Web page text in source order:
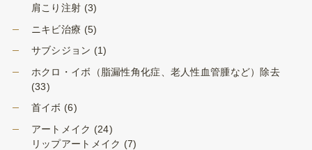
肩こり注射 (3)
ニキビ治療 (5)
サブシジョン (1)
ホクロ・イボ（脂漏性角化症、老人性血管腫など）除去
(33)
首イボ (6)
アートメイク (24)
リップアートメイク (7)